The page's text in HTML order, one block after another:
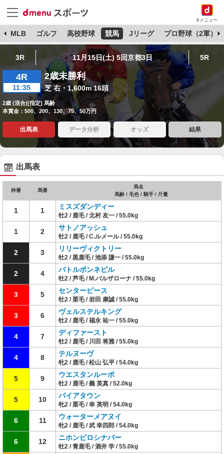
dメニュー
MLB ゴルフ 高校野球 競馬 Jリーグ プロ野球（2軍）
3R 11月15日(土) 5回京都3日 5R
4R
11:35
2歳未勝利
芝 右・1,600m 16頭
2歳 (混合)[指定] 馬齢
本賞金：500、200、130、75、50万円
出馬表 データ分析 オッズ 結果
出馬表
枠番 馬番
馬名
馬齢 / 毛色 / 騎手 / 斤量
1 1 ミスズダンディー
牡2 / 鹿毛 / 北村 友一 / 55.0kg
1 2 サトノアッシュ
牡2 / 鹿毛 / C.ルメール / 55.0kg
2 3 リリーヴィクトリー
牡2 / 黒鹿毛 / 池添 謙一 / 55.0kg
2 4 バトルボンネビル
牡2 / 芦毛 / M.バルザローナ / 55.0kg
3 5 センターピース
牡2 / 栗毛 / 岩田 康誠 / 55.0kg
3 6 ヴェルステルキング
牡2 / 鹿毛 / 福永 祐一 / 55.0kg
4 7 ディファースト
牡2 / 鹿毛 / 川田 将雅 / 55.0kg
4 8 テルヌーヴ
牝2 / 鹿毛 / 松山 弘平 / 54.0kg
5 9 ウエスタンルーポ
牡2 / 鹿毛 / 義 英真 / 52.0kg
5 10 パイアタウン
牝2 / 栗毛 / 幸 英明 / 54.0kg
6 11 ウォーターメアヌイ
牝2 / 鹿毛 / 武 幸四郎 / 54.0kg
6 12 ニホンピロシナバー
牡2 / 青鹿毛 / 酒井 学 / 55.0kg